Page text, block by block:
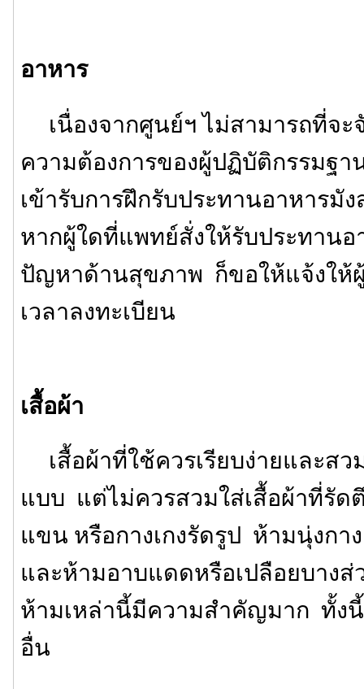
อาหาร
เนื่องจากศูนย์ฯ ไม่สามารถที่จะ
ความต้องการของผู้ปฏิบัติกรรมฐ
เข้ารับการฝึกรับประทานอาหารมั
หากผู้ใดที่แพทย์สั่งให้รับประทานอ
ปัญหาด้านสุขภาพ ก็ขอให้แจ้งให้
เวลาลงทะเบียน
เสื้อผ้า
เสื้อผ้าที่ใช้ควรเรียบง่ายและส
แบบ แต่ไม่ควรสวมใส่เสื้อผ้าที่รัด
แขน หรือกางเกงรัดรูป ห้ามนุ่งก
และห้ามอาบแดดหรือเปลือยบาง
ห้ามเหล่านี้มีความสำคัญมาก ทั้ง
อื่น